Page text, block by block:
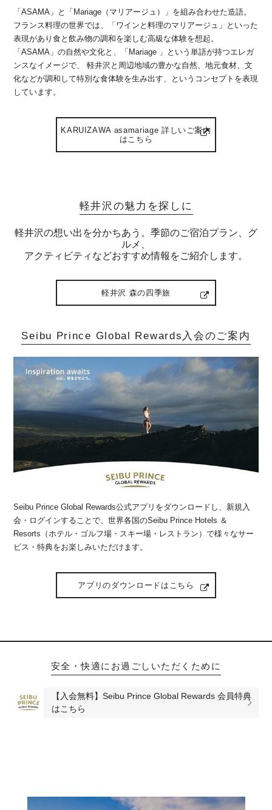
「ASAMA」と「Mariage（マリアージュ）」を組み合わせた造語。
フランス料理の世界では、「ワインと料理のマリアージュ」といった
表現があり食と飲み物の調和を楽しむ高級な体験を想起。
「ASAMA」の自然や文化と、「Mariage 」という単語が持つエレガ
ンスなイメージで、 軽井沢と周辺地域の豊かな自然、地元食材、文
化などが調和して特別な食体験を生み出す、というコンセプトを表現
しています。
KARUIZAWA asamariage 詳しいご案内
はこちら
軽井沢の魅力を探しに
軽井沢の想い出を分かちあう。季節のご宿泊プラン、グ
ルメ、
アクティビティなどおすすめ情報をご紹介します。
軽井沢 森の四季旅
Seibu Prince Global Rewards入会のご案内
Seibu Prince Global Rewards公式アプリをダウンロードし、新規入
会・ログインすることで、世界各国のSeibu Prince Hotels ＆
Resorts（ホテル・ゴルフ場・スキー場・レストラン）で様々なサー
ビス・特典をお楽しみいただけます。
アプリのダウンロードはこちら
安全・快適にお過ごしいただくために
【入会無料】Seibu Prince Global Rewards 会員特典
はこちら